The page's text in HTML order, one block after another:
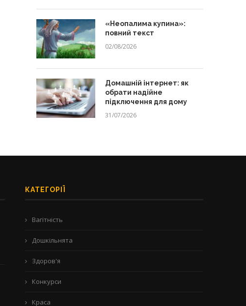
«Неопалима купина»:
повний текст
02/08/2026
Домашній інтернет: як
обрати надійне
підключення для дому
31/07/2026
КАТЕГОРІЇ
Вагітність
Дошкільнята
Здоров'я
Конкурси
Краса